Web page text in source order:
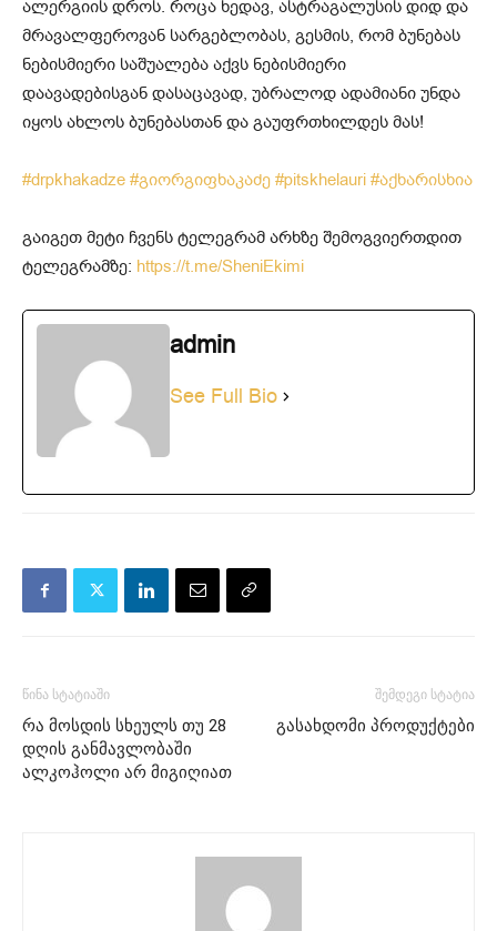
ალერგიის დროს. როცა ხედავ, ასტრაგალუსის დიდ და
მრავალფეროვან სარგებლობას, გესმის, რომ ბუნებას
ნებისმიერი საშუალება აქვს ნებისმიერი
დაავადებისგან დასაცავად, უბრალოდ ადამიანი უნდა
იყოს ახლოს ბუნებასთან და გაუფრთხილდეს მას!
#drpkhakadze #გიორგიფხაკაძე #pitskhelauri #აქხარისხია
გაიგეთ მეტი ჩვენს ტელეგრამ არხზე შემოგვიერთდით
ტელეგრამზე: https://t.me/SheniEkimi
admin
See Full Bio
წინა სტატიაში
რა მოსდის სხეულს თუ 28
დღის განმავლობაში
ალკოჰოლი არ მიგიღიათ
შემდეგი სტატია
გასახდომი პროდუქტები